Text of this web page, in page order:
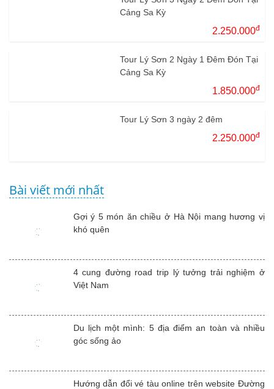
Cảng Sa Kỳ
2.250.000đ
Tour Lý Sơn 2 Ngày 1 Đêm Đón Tại
Cảng Sa Kỳ
1.850.000đ
Tour Lý Sơn 3 ngày 2 đêm
2.250.000đ
Bài viết mới nhất
Gợi ý 5 món ăn chiều ở Hà Nội mang hương vị
khó quên
4 cung đường road trip lý tưởng trải nghiệm ở
Việt Nam
Du lịch một mình: 5 địa điểm an toàn và nhiều
góc sống ảo
Hướng dẫn đổi vé tàu online trên website Đường